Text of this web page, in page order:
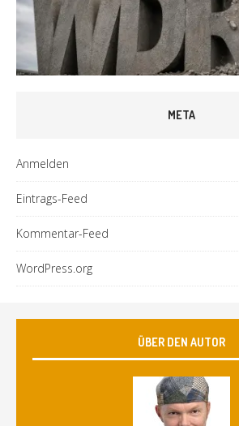
META
Anmelden
Eintrags-Feed
Kommentar-Feed
WordPress.org
ÜBER DEN AUTOR